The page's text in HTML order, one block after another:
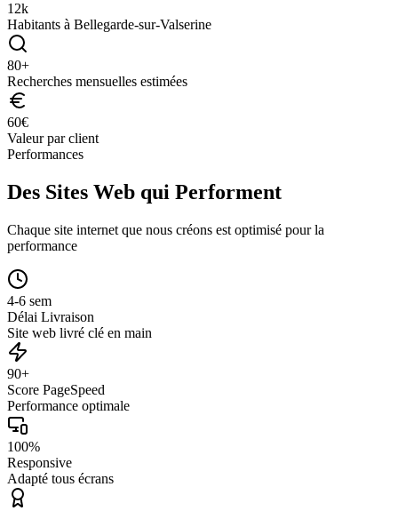
12k
Habitants à Bellegarde-sur-Valserine
80+
Recherches mensuelles estimées
60€
Valeur par client
Performances
Des Sites Web qui Performent
Chaque site internet que nous créons est optimisé pour la
performance
4-6 sem
Délai Livraison
Site web livré clé en main
90+
Score PageSpeed
Performance optimale
100%
Responsive
Adapté tous écrans